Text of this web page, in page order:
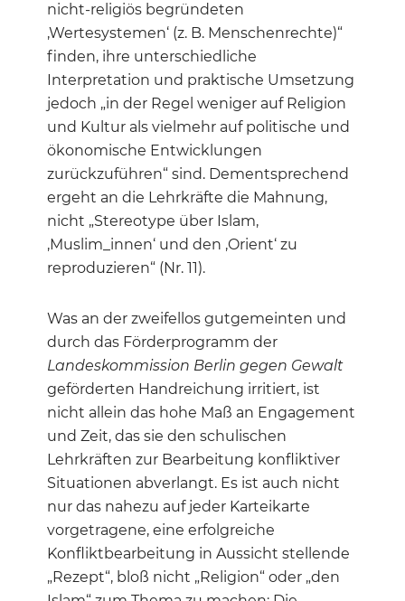
nicht-religiös begründeten
‚Wertesystemen‘ (z. B. Menschenrechte)“
finden, ihre unterschiedliche
Interpretation und praktische Umsetzung
jedoch „in der Regel weniger auf Religion
und Kultur als vielmehr auf politische und
ökonomische Entwicklungen
zurückzuführen“ sind. Dementsprechend
ergeht an die Lehrkräfte die Mahnung,
nicht „Stereotype über Islam,
‚Muslim_innen‘ und den ‚Orient‘ zu
reproduzieren“ (Nr. 11).
Was an der zweifellos gutgemeinten und
durch das Förderprogramm der
Landeskommission Berlin gegen Gewalt
geförderten Handreichung irritiert, ist
nicht allein das hohe Maß an Engagement
und Zeit, das sie den schulischen
Lehrkräften zur Bearbeitung konfliktiver
Situationen abverlangt. Es ist auch nicht
nur das nahezu auf jeder Karteikarte
vorgetragene, eine erfolgreiche
Konfliktbearbeitung in Aussicht stellende
„Rezept“, bloß nicht „Religion“ oder „den